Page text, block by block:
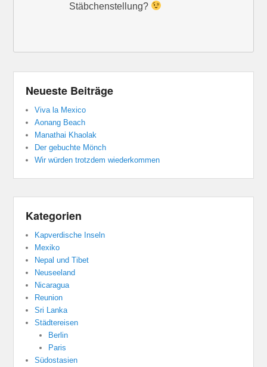
Stäbchenstellung?
Neueste Beiträge
Viva la Mexico
Aonang Beach
Manathai Khaolak
Der gebuchte Mönch
Wir würden trotzdem wiederkommen
Kategorien
Kapverdische Inseln
Mexiko
Nepal und Tibet
Neuseeland
Nicaragua
Reunion
Sri Lanka
Städtereisen
Berlin
Paris
Südostasien